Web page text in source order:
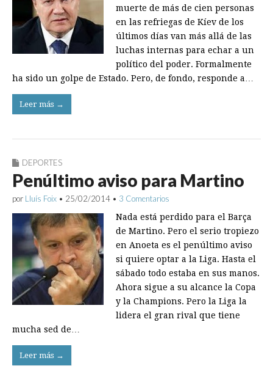
muerte de más de cien personas
en las refriegas de Kíev de los
últimos días van más allá de las
luchas internas para echar a un
político del poder. Formalmente
ha sido un golpe de Estado. Pero, de fondo, responde a…
Leer más →
DEPORTES
Penúltimo aviso para Martino
por Lluís Foix • 25/02/2014 • 3 Comentarios
Nada está perdido para el Barça
de Martino. Pero el serio tropiezo
en Anoeta es el penúltimo aviso
si quiere optar a la Liga. Hasta el
sábado todo estaba en sus manos.
Ahora sigue a su alcance la Copa
y la Champions. Pero la Liga la
lidera el gran rival que tiene
mucha sed de…
Leer más →